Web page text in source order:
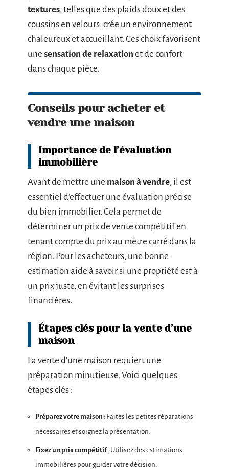
textures, telles que des plaids doux et des
coussins en velours, crée un environnement
chaleureux et accueillant. Ces choix favorisent
une sensation de relaxation et de confort
dans chaque pièce.
Conseils pour acheter et
vendre une maison
Importance de l’évaluation
immobilière
Avant de mettre une maison à vendre, il est
essentiel d’effectuer une évaluation précise
du bien immobilier. Cela permet de
déterminer un prix de vente compétitif en
tenant compte du prix au mètre carré dans la
région. Pour les acheteurs, une bonne
estimation aide à savoir si une propriété est à
un prix juste, en évitant les surprises
financières.
Étapes clés pour la vente d’une
maison
La vente d’une maison requiert une
préparation minutieuse. Voici quelques
étapes clés :
Préparez votre maison : Faites les petites réparations
nécessaires et soignez la présentation.
Fixez un prix compétitif: Utilisez des estimations
immobilières pour guider votre décision.